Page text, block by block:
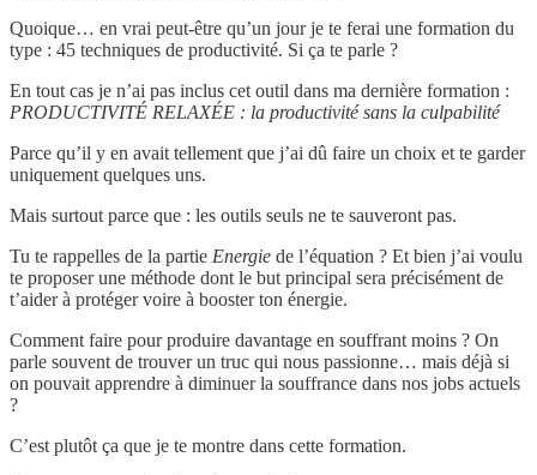
Quoique… en vrai peut-être qu’un jour je te ferai une formation du
type : 45 techniques de productivité. Si ça te parle ?
En tout cas je n’ai pas inclus cet outil dans ma dernière formation :
PRODUCTIVITÉ RELAXÉE : la productivité sans la culpabilité
Parce qu’il y en avait tellement que j’ai dû faire un choix et te garder
uniquement quelques uns.
Mais surtout parce que : les outils seuls ne te sauveront pas.
Tu te rappelles de la partie Energie de l’équation ? Et bien j’ai voulu
te proposer une méthode dont le but principal sera précisément de
t’aider à protéger voire à booster ton énergie.
Comment faire pour produire davantage en souffrant moins ? On
parle souvent de trouver un truc qui nous passionne… mais déjà si
on pouvait apprendre à diminuer la souffrance dans nos jobs actuels
?
C’est plutôt ça que je te montre dans cette formation.